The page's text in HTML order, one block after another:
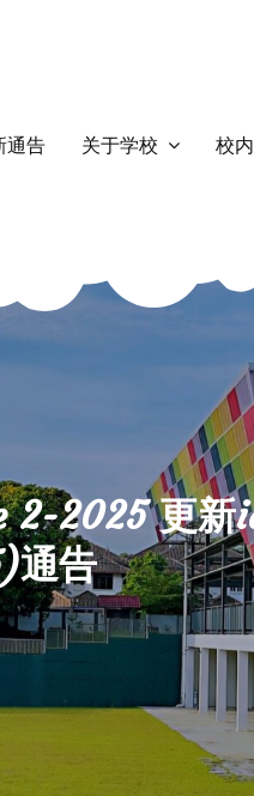
通告 关于学校 校
2-2025 更
通告